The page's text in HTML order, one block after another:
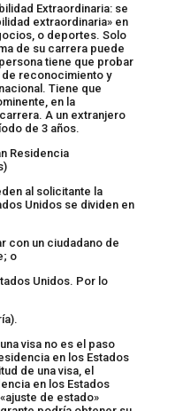
Extraordinaria: se
extraordinaria» en
o deportes. Solo
de su carrera puede
tiene que probar
reconocimiento y
Tiene que
en la
A un extranjero
de 3 años.
Residencia
al solicitante la
Unidos se dividen en
con un ciudadano de
o
Unidos. Por lo
visa no es el paso
en los Estados
de una visa, el
en los Estados
de estado»